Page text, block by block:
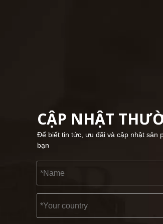
CẬP NHẬT
Để biết tin tức, ưu đãi và cập nhật sản
bạn